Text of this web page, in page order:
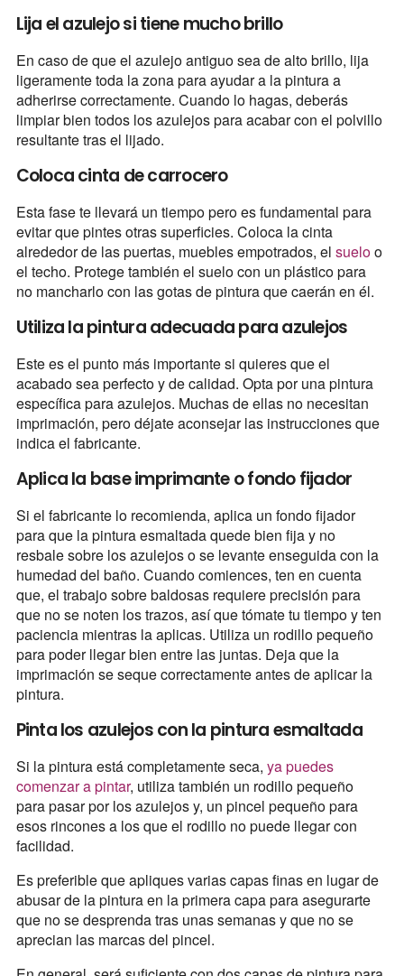
Lija el azulejo si tiene mucho brillo
En caso de que el azulejo antiguo sea de alto brillo, lija
ligeramente toda la zona para ayudar a la pintura a
adherirse correctamente. Cuando lo hagas, deberás
limpiar bien todos los azulejos para acabar con el polvillo
resultante tras el lijado.
Coloca cinta de carrocero
Esta fase te llevará un tiempo pero es fundamental para
evitar que pintes otras superficies. Coloca la cinta
alrededor de las puertas, muebles empotrados, el sueloo
el techo. Protege también el suelo con un plástico para
no mancharlo con las gotas de pintura que caerán en él.
Utiliza la pintura adecuada para azulejos
Este es el punto más importante si quieres que el
acabado sea perfecto y de calidad. Opta por una pintura
específica para azulejos. Muchas de ellas no necesitan
imprimación, pero déjate aconsejar las instrucciones que
indica el fabricante.
Aplica la base imprimante o fondo fijador
Si el fabricante lo recomienda, aplica un fondo fijador
para que la pintura esmaltada quede bien fija y no
resbale sobre los azulejos o se levante enseguida con la
humedad del baño. Cuando comiences, ten en cuenta
que, el trabajo sobre baldosas requiere precisión para
que no se noten los trazos, así que tómate tu tiempo y ten
paciencia mientras la aplicas. Utiliza un rodillo pequeño
para poder llegar bien entre las juntas. Deja que la
imprimación se seque correctamente antes de aplicar la
pintura.
Pinta los azulejos con la pintura esmaltada
Si la pintura está completamente seca, ya puedes
comenzar a pintar, utiliza también un rodillo pequeño
para pasar por los azulejos y, un pincel pequeño para
esos rincones a los que el rodillo no puede llegar con
facilidad.
Es preferible que apliques varias capas finas en lugar de
abusar de la pintura en la primera capa para asegurarte
que no se desprenda tras unas semanas y que no se
aprecian las marcas del pincel.